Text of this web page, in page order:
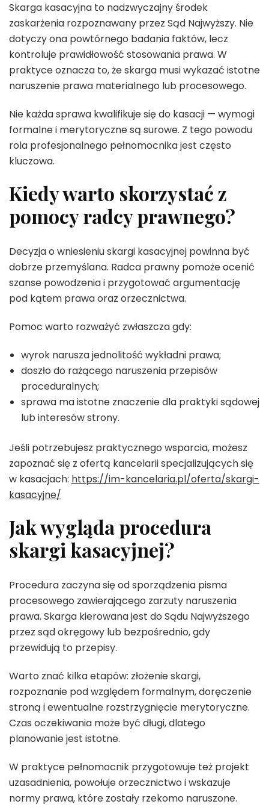
Skarga kasacyjna to nadzwyczajny środek
zaskarżenia rozpoznawany przez Sąd Najwyższy. Nie
dotyczy ona powtórnego badania faktów, lecz
kontroluje prawidłowość stosowania prawa. W
praktyce oznacza to, że skarga musi wykazać istotne
naruszenie prawa materialnego lub procesowego.
Nie każda sprawa kwalifikuje się do kasacji — wymogi
formalne i merytoryczne są surowe. Z tego powodu
rola profesjonalnego pełnomocnika jest często
kluczowa.
Kiedy warto skorzystać z
pomocy radcy prawnego?
Decyzja o wniesieniu skargi kasacyjnej powinna być
dobrze przemyślana. Radca prawny pomoże ocenić
szanse powodzenia i przygotować argumentację
pod kątem prawa oraz orzecznictwa.
Pomoc warto rozważyć zwłaszcza gdy:
wyrok narusza jednolitość wykładni prawa;
doszło do rażącego naruszenia przepisów
proceduralnych;
sprawa ma istotne znaczenie dla praktyki sądowej
lub interesów strony.
Jeśli potrzebujesz praktycznego wsparcia, możesz
zapoznać się z ofertą kancelarii specjalizujących się
w kasacjach: https://im-kancelaria.pl/oferta/skargi-
kasacyjne/
Jak wygląda procedura
skargi kasacyjnej?
Procedura zaczyna się od sporządzenia pisma
procesowego zawierającego zarzuty naruszenia
prawa. Skarga kierowana jest do Sądu Najwyższego
przez sąd okręgowy lub bezpośrednio, gdy
przewidują to przepisy.
Warto znać kilka etapów: złożenie skargi,
rozpoznanie pod względem formalnym, doręczenie
stroną i ewentualne rozstrzygnięcie merytoryczne.
Czas oczekiwania może być długi, dlatego
planowanie jest istotne.
W praktyce pełnomocnik przygotowuje też projekt
uzasadnienia, powołuje orzecznictwo i wskazuje
normy prawa, które zostały rzekomo naruszone.